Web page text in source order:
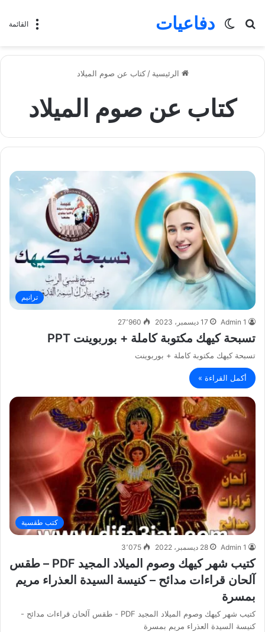
القائمة دفاعيات
بحث
الوضع
الرئيسية / كتاب عن صوم الميلاد
كتاب عن صوم الميلاد
ترانيم
Admin 1 17 ديسمبر، 2023 27٬960
تسبحة كيهك مكتوبة كاملة + بوربوينت PPT
تسبحة كيهك مكتوبة كاملة + بوربوينت
أكمل القراءة »
كتب طقسية
Admin 1 28 ديسمبر، 2022 3٬075
كتيب شهر كيهك وصوم الميلاد المجيد PDF – طقس
آلحان قراءات مدائح – كنيسة السيدة العذراء مريم
بمسرة
كتيب شهر كيهك وصوم الميلاد المجيد PDF - طقس آلحان قراءات مدائح -
كنيسة السيدة العذراء مريم بمسرة